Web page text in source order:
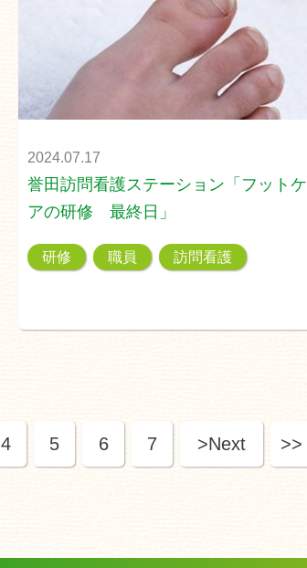
2024.07.17
誉田訪問看護ステーション「フットケ
アの研修 最終日」
研修 職員 訪問看護
4 5 6 7 >Next >>